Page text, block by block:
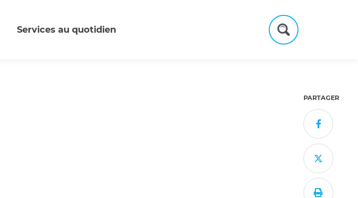
Services au quotidien
Formulaire
de
PARTAGER


